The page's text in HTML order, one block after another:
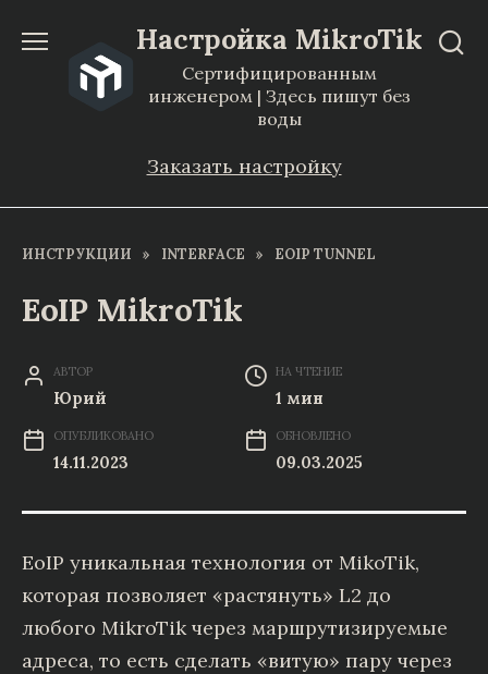
содержанию
Настройка MikroTik
Сертифицированным
инженером | Здесь пишут без
воды
Заказать настройку
ИНСТРУКЦИИ » INTERFACE » EOIP TUNNEL
EoIP MikroTik
АВТОР
Юрий
НА ЧТЕНИЕ
1 мин
ОПУБЛИКОВАНО
14.11.2023
ОБНОВЛЕНО
09.03.2025
EoIP уникальная технология от MikoTik,
которая позволяет «растянуть» L2 до
любого MikroTik через маршрутизируемые
адреса, то есть сделать «витую» пару через